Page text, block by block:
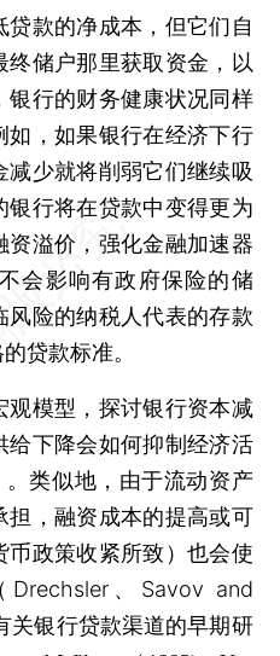
款的净成本，但它们自
储户那里获取资金，以
行的财务健康状况同样
，如果银行在经济下行
少就将削弱它们继续吸
行将在贷款中变得更为
溢价，强化金融加速器
会影响有政府保险的储
风险的纳税人代表的存款
贷款标准。
模型，探讨银行资本减
给下降会如何抑制经济活
类似地，由于流动资产
，融资成本的提高或可
币政策收紧所致）也会使
、Savov and
关银行贷款渠道的早期研